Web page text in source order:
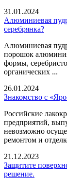
31.01.2024
Алюминиевая
серебрянка?
Алюминиевая
порошок
формы,
органических ...
26.01.2024
Знакомство с
Российские
предприятий,
невозможно
ремонтом и
21.12.2023
Защитите
решение.